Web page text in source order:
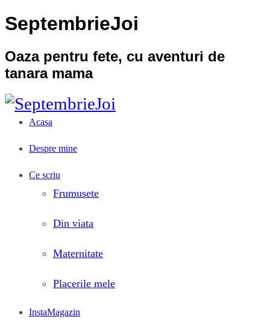
SeptembrieJoi
Oaza pentru fete, cu aventuri de
tanara mama
Acasa
Despre mine
Ce scriu
Frumusete
Din viata
Maternitate
Placerile mele
InstaMagazin